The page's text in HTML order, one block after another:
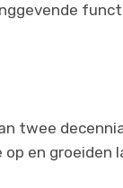
twee
en groeiden